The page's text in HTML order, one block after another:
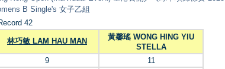
B Single's 女子乙組
42
林巧敏 LAM HAU MAN
黃馨瑤 WONG HING YIU
STELLA
9
11